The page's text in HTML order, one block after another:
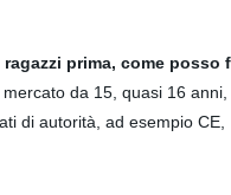
prima, come posso
da 15, quasi 16
di autorità, ad esempio